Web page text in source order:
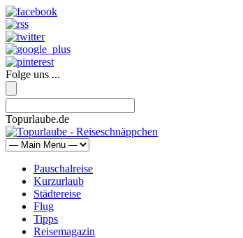
Folge uns ...
Topurlaube.de
Pauschalreise
Kurzurlaub
Städtereise
Flug
Tipps
Reisemagazin